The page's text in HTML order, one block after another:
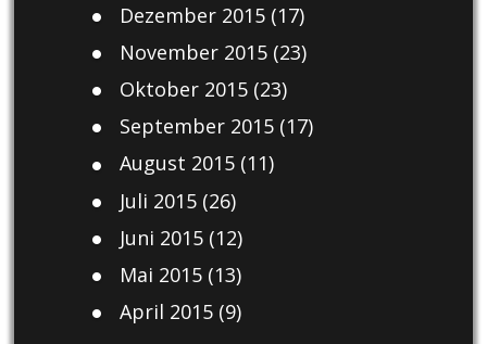
Dezember 2015(17)
November 2015(23)
Oktober 2015(23)
September 2015(17)
August 2015(11)
Juli 2015(26)
Juni 2015(12)
Mai 2015(13)
April 2015(9)